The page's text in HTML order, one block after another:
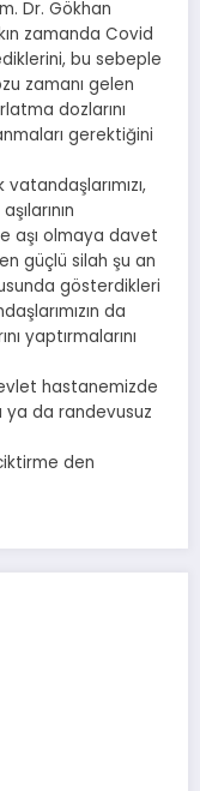
Dr. Gökhan
zamanda Covid
bu sebeple
zamanı gelen
dozlarını
gerektiğini
aşı olmaya davet
güçlü silah şu an
gösterdikleri
da
yaptırmalarını
hastanemizde
ya da randevusuz
den